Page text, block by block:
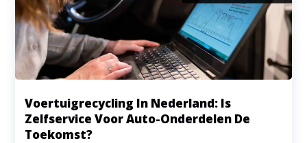
Voertuigrecycling In Nederland: Is
Zelfservice Voor Auto-Onderdelen De
Toekomst?